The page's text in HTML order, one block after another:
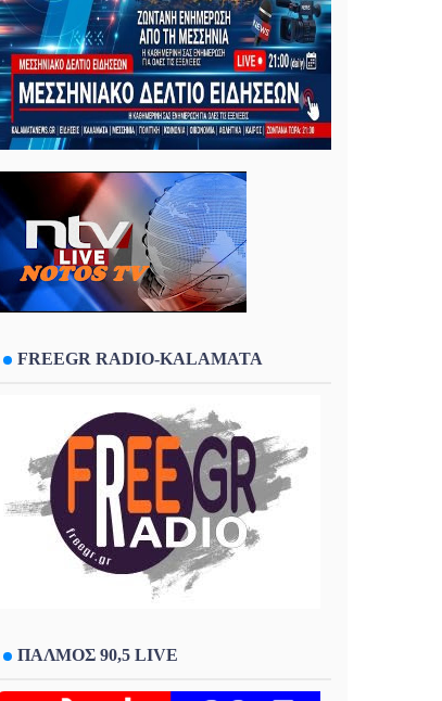
FREEGR RADIO-KALAMATA
ΠΑΛΜΟΣ 90,5 LIVE